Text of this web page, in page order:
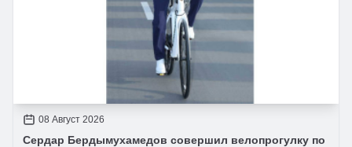
08 Август 2026
Сердар Бердымухамедов совершил велопрогулку по